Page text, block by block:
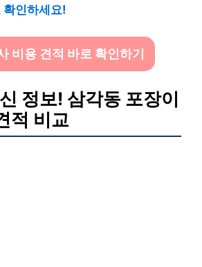
확인하세요!
비용 견적 바로 확인하기
정보! 삼각동 포장이
적 비교